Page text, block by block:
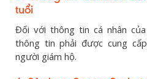
tuổi
Đối với thông tin cá nhân
thông tin phải được cung
người giám hộ.